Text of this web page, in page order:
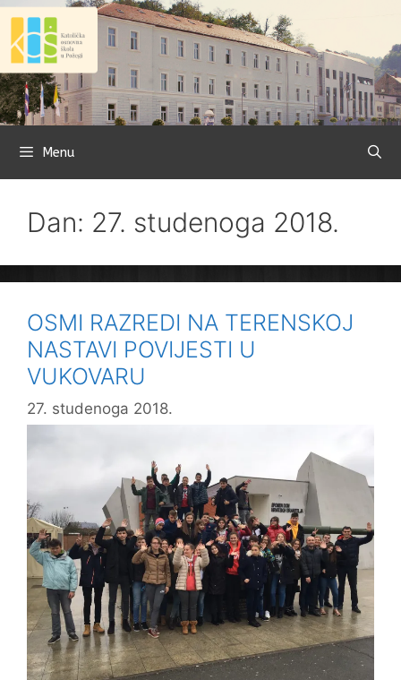
Preskoči
sadržaj
Menu
Dan: 27. studenoga 2018.
OSMI RAZREDI NA TERENSKOJ
NASTAVI POVIJESTI U
VUKOVARU
27. studenoga 2018.